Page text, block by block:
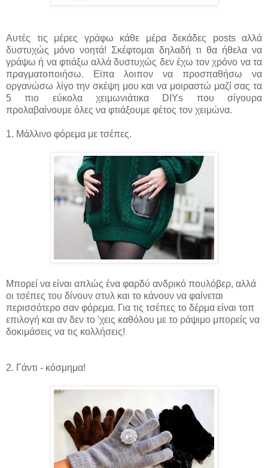
Αυτές τις μέρες γράφω κάθε μέρα δεκάδες posts αλλά
δυστυχώς μόνο νοητά! Σκέφτομαι δηλαδή τι θα ήθελα να
γράψω ή να φτιάξω αλλά δυστυχώς δεν έχω τον χρόνο να τα
πραγματοποιήσω. Εϊπα λοιπον να προσπαθήσω να
οργανώσω λίγο την σκέψη μου και να μοιραστώ μαζί σας τα
5 πιο εύκολα χειμωνιάτικα DIYs που σίγουρα
προλαβαίνουμε όλες να φτιάξουμε φέτος τον χειμώνα.
1. Μάλλινο φόρεμα με τσέπες.
Μπορεί να είναι απλώς ένα φαρδύ ανδρικό πουλόβερ, αλλά
οι τσέπες του δίνουν στυλ και το κάνουν να φαίνεται
περισσότερο σαν φόρεμα. Για τις τσέπες το δέρμα είναι τοπ
επιλογή και αν δεν το 'χεις καθόλου με το ράψιμο μπορείς να
δοκιμάσεις να τις κολλήσεις!
2. Γάντι - κόσμημα!